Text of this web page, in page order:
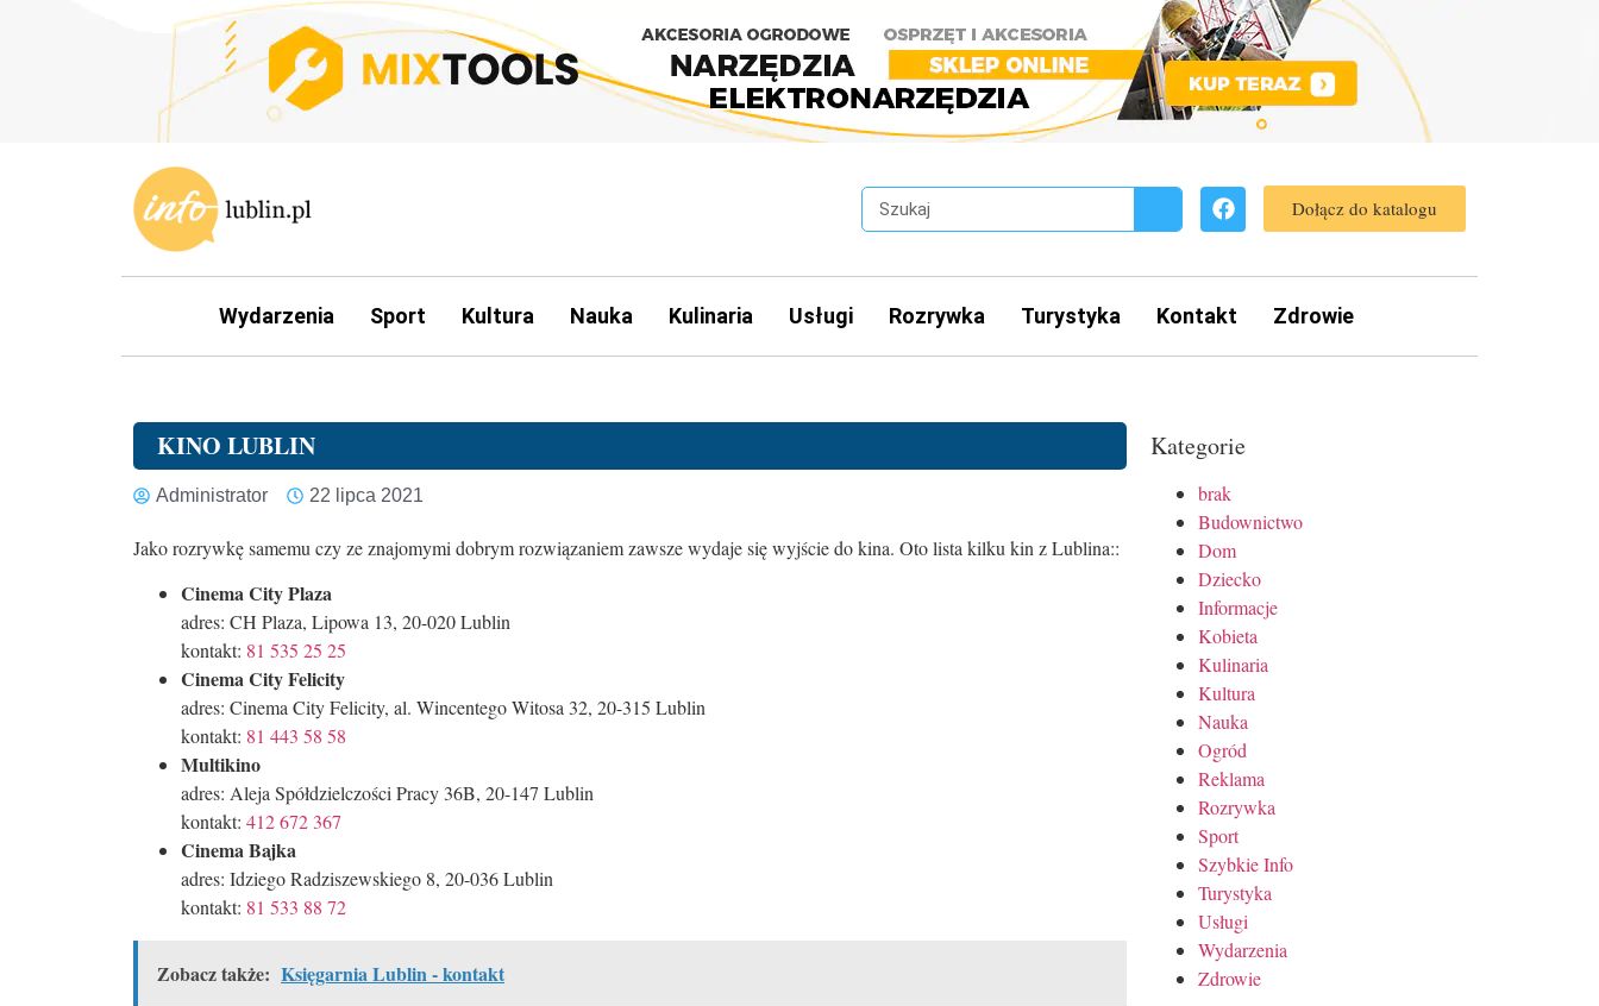
Dołącz do katalogu
Wydarzenia Sport Kultura Nauka Kulinaria Usługi Rozrywka Turystyka Kontakt Zdrowie
KINO LUBLIN
Administrator 22 lipca 2021
Jako rozrywkę samemu czy ze znajomymi dobrym rozwiązaniem zawsze wydaje się wyjście do kina. Oto lista kilku kin z Lublina::
Cinema City Plaza
adres: CH Plaza, Lipowa 13, 20-020 Lublin
kontakt: 81 535 25 25
Cinema City Felicity
adres: Cinema City Felicity, al. Wincentego Witosa 32, 20-315 Lublin
kontakt: 81 443 58 58
Multikino
adres: Aleja Spółdzielczości Pracy 36B, 20-147 Lublin
kontakt: 412 672 367
Cinema Bajka
adres: Idziego Radziszewskiego 8, 20-036 Lublin
kontakt: 81 533 88 72
Zobacz także: Księgarnia Lublin - kontakt
Kategorie
brak
Budownictwo
Dom
Dziecko
Informacje
Kobieta
Kulinaria
Kultura
Nauka
Ogród
Reklama
Rozrywka
Sport
Szybkie Info
Turystyka
Usługi
Wydarzenia
Zdrowie